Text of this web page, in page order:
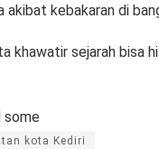
kebakaran di
khawatir sejarah bisa
some
kota Kediri